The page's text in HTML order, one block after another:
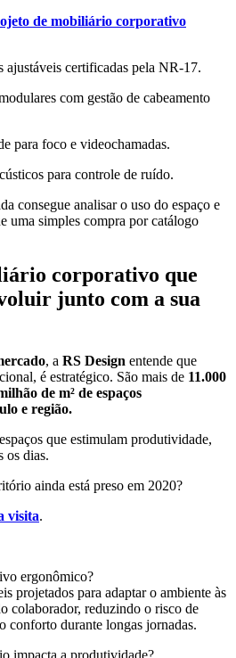
de mobiliário corporativo
ajustáveis certificadas pela NR-17.
com gestão de cabeamento
para foco e videochamadas.
para controle de ruído.
consegue analisar o uso do espaço e
uma simples compra por catálogo
corporativo que
junto com a sua
, a RS Design entende que
é estratégico. São mais de 11.000
de m² de espaços
e região.
que estimulam produtividade,
os dias.
ainda está preso em 2020?
visita.
ergonômico?
projetados para adaptar o ambiente às
colaborador, reduzindo o risco de
conforto durante longas jornadas.
impacta a produtividade?